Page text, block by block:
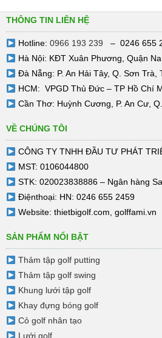
THÔNG TIN LIÊN HỆ
Hotline: 0966 193 239 – 0246 655
Hà Nội: KĐT Xuân Phương, Quận
Đà Nẵng: P. An Hải Tây, Q. Sơn Trà,
HCM: VPGD Thủ Đức – TP Hồ Chí
Cần Thơ: Huỳnh Cương, P. An Cư,
VỀ CHÚNG TÔI
CÔNG TY TNHH ĐẦU TƯ PHÁT
MST: 0106044800
STK: 020023838886 – Ngân hàng
Điệnthoại: HN: 0246 655 2459
Website: thietbigolf.com, golffami.vn
SẢN PHẨM NỔI BẬT
Thảm tập golf putting
Thảm tập golf swing
Khung lưới tập golf
Khay đựng bóng golf
Cỏ golf nhân tạo
Lưới golf